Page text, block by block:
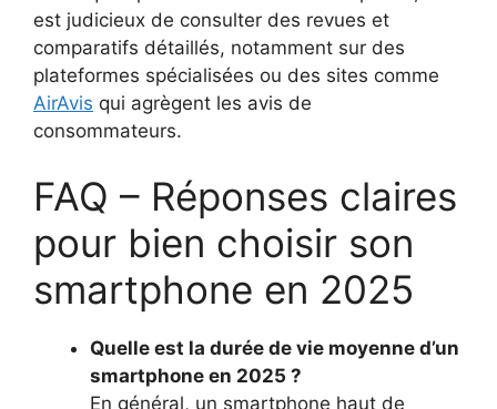
est judicieux de consulter des revues et
comparatifs détaillés, notamment sur des
plateformes spécialisées ou des sites comme
AirAvis qui agrègent les avis de
consommateurs.
FAQ – Réponses claires
pour bien choisir son
smartphone en 2025
Quelle est la durée de vie moyenne d’un
smartphone en 2025 ?
En général, un smartphone haut de